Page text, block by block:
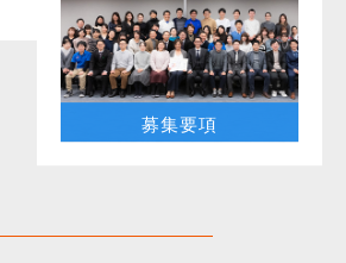
募集要項